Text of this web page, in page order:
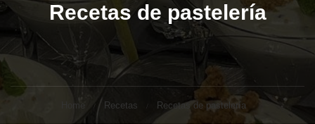
Recetas de pastelería
Home Recetas Recetas de pastelería